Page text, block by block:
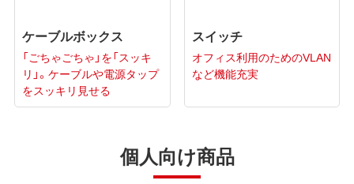
ケーブルボックス
「ごちゃごちゃ」を「スッキ
リ」。ケーブルや電源タップ
をスッキリ見せる
スイッチ
オフィス利用のためのVLAN
など機能充実
個人向け商品